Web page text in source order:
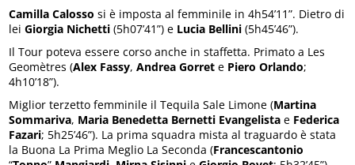
Camilla Calosso si è imposta al femminile in 4h54’11”. Dietro di
leiGiorgia Nichetti (5h07’41”) e Lucia Bellini (5h45’46”).
Il Tour poteva essere corso anche in staffetta. Primato a Les
Geomètres (Alex Fassy,Andrea Gorret e Piero Orlando;
4h10’18”).
Miglior terzetto femminile il Tequila Sale Limone (Martina
Sommariva, Maria Benedetta Bernetti Evangelista e Federica
Fazari; 5h25’46”). La prima squadra mista al traguardo è stata
la Buona La Prima Meglio La Seconda (Francescantonio